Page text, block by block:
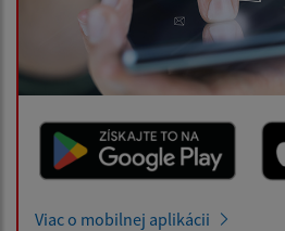
Viac o mobilnej aplikácii